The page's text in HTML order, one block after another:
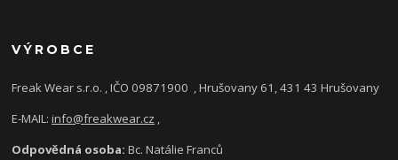
VÝROBCE
Freak Wear s.r.o. , IČO 09871900 , Hrušovany 61, 431 43 Hrušovany
E-MAIL:info@freakwear.cz ,
Odpovědná osoba:Bc. Natálie Franců